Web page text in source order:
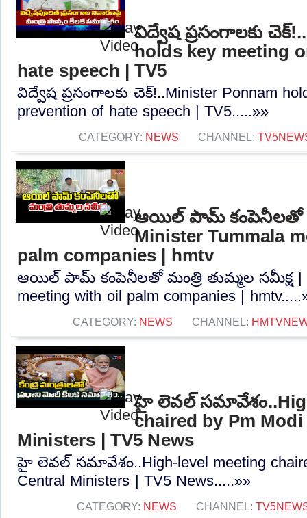
విద్వేష ప్రసంగాలకు
holds key meeting
hate speech | TV5
విద్వేష ప్రసంగాలకు చెక్!..Minister Ponnam
prevention of hate speech | TV5.....»»
CATEGORY: NEWS CHANNEL:
ఆయిల్ పామ్ కంపెనీలతో
Minister Tummala
palm companies | hmtv
ఆయిల్ పామ్ కంపెనీలతో మంత్రి తుమ్మల సమీక్ష |
meeting with oil palm companies |
CATEGORY: NEWS CHANNEL:
హై లెవల్
chaired by Pm
Ministers | TV5 News
హై లెవల్ సమావేశం..High-level meeting
Central Ministers | TV5 News.....»»
CATEGORY: NEWS CHANNEL: